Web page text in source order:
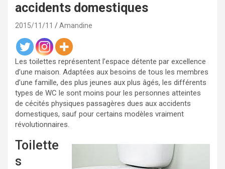
accidents domestiques
2015/11/11 Amandine
Les toilettes représentent l’espace détente par excellence
d’une maison. Adaptées aux besoins de tous les membres
d’une famille, des plus jeunes aux plus âgés, les différents
types de WC le sont moins pour les personnes atteintes
de cécités physiques passagères dues aux accidents
domestiques, sauf pour certains modèles vraiment
révolutionnaires.
Toilette
s